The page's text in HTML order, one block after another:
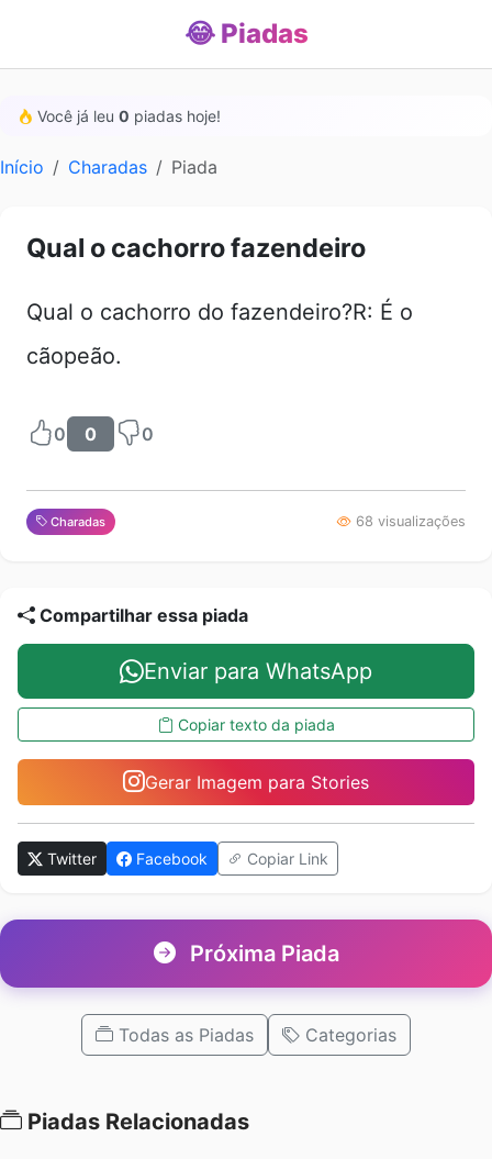
😂 Piadas
Você já leu 0 piadas hoje!
Início Charadas Piada
Qual o cachorro fazendeiro
Qual o cachorro do fazendeiro?R: É o
cãopeão.
0 0 0
Charadas 68 visualizações
Compartilhar essa piada
Enviar para WhatsApp
Copiar texto da piada
Gerar Imagem para Stories
Twitter Facebook Copiar Link
Próxima Piada
Todas as Piadas Categorias
Piadas Relacionadas